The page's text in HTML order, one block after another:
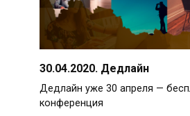
30.04.2020. Дедлайн
Дедлайн уже 30 апреля —
конференция